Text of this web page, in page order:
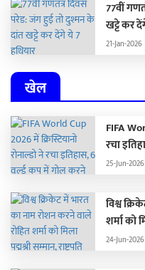
77वीं
खट्टे कर
21-Jan-2026
खेल
FIFA
रचा
खिलाड़ी,
25-Jun-2026
विश्व
शर्मा को
किया
24-Jun-2026